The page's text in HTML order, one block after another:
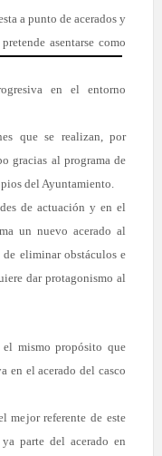
a punto de acerados y
asentarse como
en el entorno
que se realizan, por
gracias al programa de
del Ayuntamiento.
de actuación y en el
un nuevo acerado al
eliminar obstáculos e
dar protagonismo al
mismo propósito que
en el acerado del casco
mejor referente de este
parte del acerado en